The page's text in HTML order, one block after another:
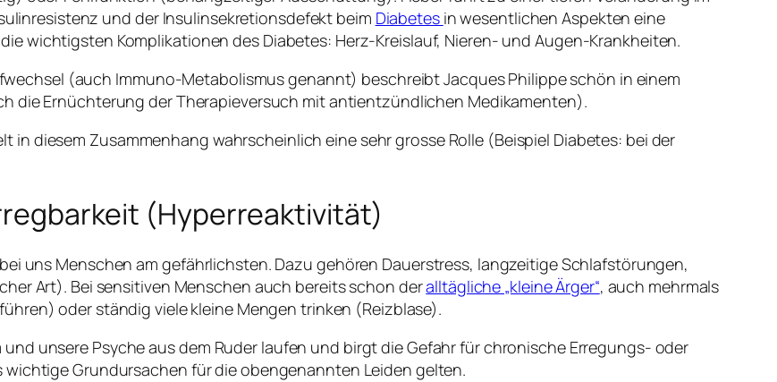
und der Insulinsekretionsdefekt beim Diabetes in wesentlichen Aspekten eine
wichtigsten Komplikationen des Diabetes: Herz-Kreislauf, Nieren- und Augen-Krankheiten.
(auch Immuno-Metabolismus genannt) beschreibt Jacques Philippe schön in einem
die Ernüchterung der Therapieversuch mit antientzündlichen Medikamenten).
in diesem Zusammenhang wahrscheinlich eine sehr grosse Rolle (Beispiel Diabetes: bei der
(Hyperreaktivität)
uns Menschen am gefährlichsten. Dazu gehören Dauerstress, langzeitige Schlafstörungen,
Art). Bei sensitiven Menschen auch bereits schon deralltägliche „kleine Ärger“, auch mehrmals
führen) oder ständig viele kleine Mengen trinken (Reizblase).
unsere Psyche aus dem Ruder laufen und birgt die Gefahr für chronische Erregungs- oder
Grundursachen für die obengenannten Leiden gelten.